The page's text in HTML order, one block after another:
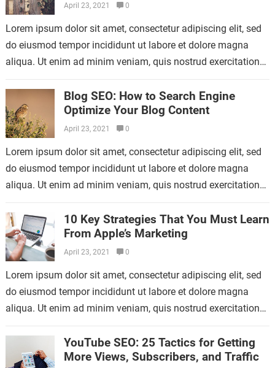
April 23, 2021 0
Lorem ipsum dolor sit amet, consectetur adipiscing elit, sed
do eiusmod tempor incididunt ut labore et dolore magna
aliqua. Ut enim ad minim veniam, quis nostrud exercitation
Blog SEO: How to Search Engine
Optimize Your Blog Content
April 23, 2021 0
Lorem ipsum dolor sit amet, consectetur adipiscing elit, sed
do eiusmod tempor incididunt ut labore et dolore magna
aliqua. Ut enim ad minim veniam, quis nostrud exercitation
10 Key Strategies That You Must Learn
From Apple’s Marketing
April 23, 2021 0
Lorem ipsum dolor sit amet, consectetur adipiscing elit, sed
do eiusmod tempor incididunt ut labore et dolore magna
aliqua. Ut enim ad minim veniam, quis nostrud exercitation
YouTube SEO: 25 Tactics for Getting
More Views, Subscribers, and Traffic